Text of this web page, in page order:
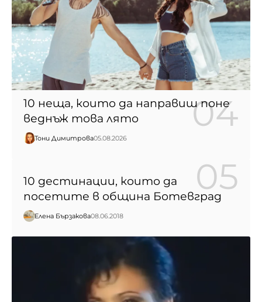
10 неща, които да направиш поне
веднъж това лято
Тони Димитрова05.08.2026
10 дестинации, които да
посетите в община Ботевград
Елена Бързакова08.06.2018